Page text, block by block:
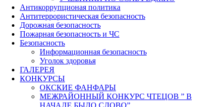
Антикоррупционая политика
Антитеррористическая безопасность
Дорожная безопасность
Пожарная безопасность и ЧС
Безопасность
Информационная безопасность
Уголок здоровья
ГАЛЕРЕЯ
КОНКУРСЫ
ОКСКИЕ ФАНФАРЫ
МЕЖРАЙОННЫЙ КОНКУРС ЧТЕЦОВ ” В
НАЧАЛЕ БЫЛО СЛОВО”